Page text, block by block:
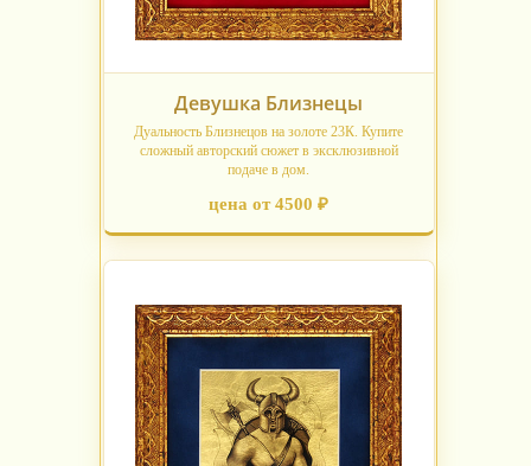
Девушка Близнецы
Дуальность Близнецов на золоте 23К. Купите
сложный авторский сюжет в эксклюзивной
подаче в дом.
цена от 4500 ₽